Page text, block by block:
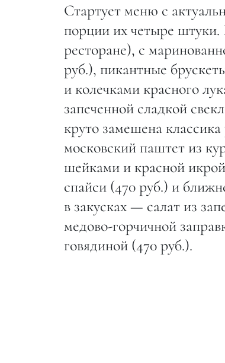
Стартует меню с
порции их четыре штуки.
ресторане), с
руб.), пикантные
и колечками красного
запеченной сладкой
круто замешена
московский паштет из
шейками и красной
спайси (470 руб.) и
в закусках — салат из
медово-горчичной
говядиной (470 руб.).